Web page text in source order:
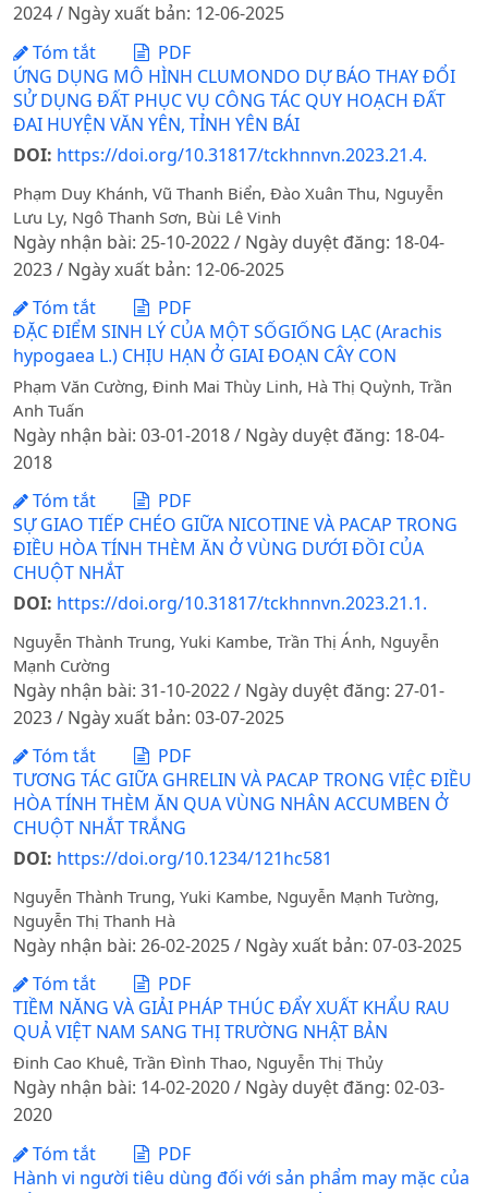
2024 / Ngày xuất bản: 12-06-2025
Tóm tắt
PDF
ỨNG DỤNG MÔ HÌNH CLUMONDO DỰ BÁO THAY ĐỔI
SỬ DỤNG ĐẤT PHỤC VỤ CÔNG TÁC QUY HOẠCH ĐẤT
ĐAI HUYỆN VĂN YÊN, TỈNH YÊN BÁI
DOI: https://doi.org/10.31817/tckhnnvn.2023.21.4.
Phạm Duy Khánh, Vũ Thanh Biển, Đào Xuân Thu, Nguyễn
Lưu Ly, Ngô Thanh Sơn, Bùi Lê Vinh
Ngày nhận bài: 25-10-2022 / Ngày duyệt đăng: 18-04-
2023 / Ngày xuất bản: 12-06-2025
Tóm tắt
PDF
ĐẶC ĐIỂM SINH LÝ CỦA MỘT SỐGIỐNG LẠC (Arachis
hypogaea L.) CHỊU HẠN Ở GIAI ĐOẠN CÂY CON
Phạm Văn Cường, Đinh Mai Thùy Linh, Hà Thị Quỳnh, Trần
Anh Tuấn
Ngày nhận bài: 03-01-2018 / Ngày duyệt đăng: 18-04-
2018
Tóm tắt
PDF
SỰ GIAO TIẾP CHÉO GIỮA NICOTINE VÀ PACAP TRONG
ĐIỀU HÒA TÍNH THÈM ĂN Ở VÙNG DƯỚI ĐỒI CỦA
CHUỘT NHẮT
DOI: https://doi.org/10.31817/tckhnnvn.2023.21.1.
Nguyễn Thành Trung, Yuki Kambe, Trần Thị Ánh, Nguyễn
Mạnh Cường
Ngày nhận bài: 31-10-2022 / Ngày duyệt đăng: 27-01-
2023 / Ngày xuất bản: 03-07-2025
Tóm tắt
PDF
TƯƠNG TÁC GIỮA GHRELIN VÀ PACAP TRONG VIỆC ĐIỀU
HÒA TÍNH THÈM ĂN QUA VÙNG NHÂN ACCUMBEN Ở
CHUỘT NHẮT TRẮNG
DOI: https://doi.org/10.1234/121hc581
Nguyễn Thành Trung, Yuki Kambe, Nguyễn Mạnh Tường,
Nguyễn Thị Thanh Hà
Ngày nhận bài: 26-02-2025 / Ngày xuất bản: 07-03-2025
Tóm tắt
PDF
TIỀM NĂNG VÀ GIẢI PHÁP THÚC ĐẨY XUẤT KHẨU RAU
QUẢ VIỆT NAM SANG THỊ TRƯỜNG NHẬT BẢN
Đinh Cao Khuê, Trần Đình Thao, Nguyễn Thị Thủy
Ngày nhận bài: 14-02-2020 / Ngày duyệt đăng: 02-03-
2020
Tóm tắt
PDF
Hành vi người tiêu dùng đối với sản phẩm may mặc của